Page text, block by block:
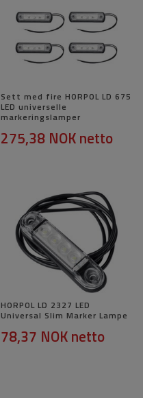
Sett med fire HORPOL LD 675
LED universelle
markeringslamper
275,38 NOKnetto
HORPOL LD 2327 LED
Universal Slim Marker Lampe
78,37 NOKnetto